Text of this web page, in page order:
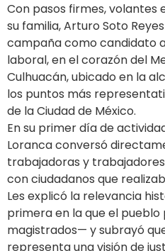
Con pasos firmes, volantes
su familia, Arturo Soto
campaña como candidato
laboral, en el corazón del
Culhuacán, ubicado en la
los puntos más
de la Ciudad de México.
En su primer día de
Loranca conversó
trabajadoras y
con ciudadanos que
Les explicó la relevancia
primera en la que el pueblo
magistrados— y subrayó
representa una visión de